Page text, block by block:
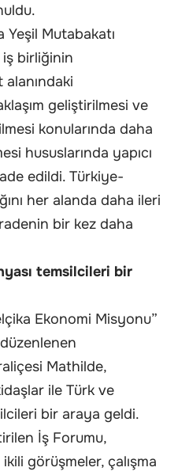
Yeşil Mutabakatı
birliğinin
geliştirilmesi ve
konularında daha
hususlarında yapıcı
edildi. Türkiye-
her alanda daha ileri
bir kez daha
temsilcileri bir
Ekonomi Misyonu”
Mathilde,
ile Türk ve
bir araya geldi.
İş Forumu,
görüşmeler, çalışma